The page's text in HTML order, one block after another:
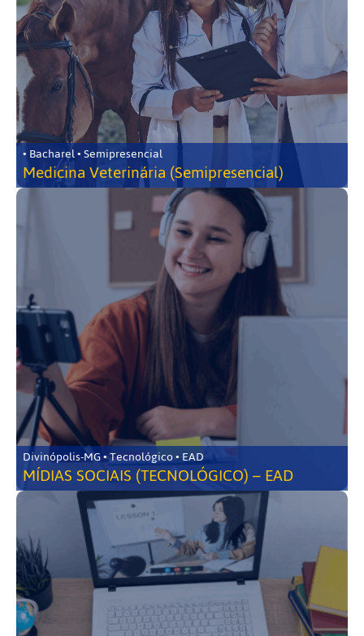
• Bacharel • Semipresencial
Medicina Veterinária (Semipresencial)
Divinópolis-MG • Tecnológico • EAD
MÍDIAS SOCIAIS (TECNOLÓGICO) – EAD